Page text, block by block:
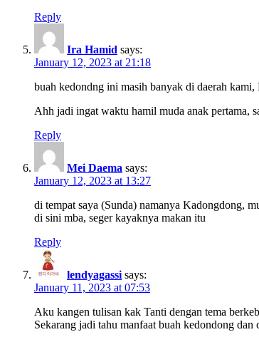
Reply
Ira Hamid says:
January 12, 2023 at 21:18
buah kedondng ini masih banyak di daerah
Ahh jadi ingat waktu hamil muda anak pertama,
Reply
Mei Daema says:
January 12, 2023 at 13:27
di tempat saya (Sunda) namanya Kadongdong,
di sini mba, seger kayaknya makan itu
Reply
lendyagassi says:
January 11, 2023 at 07:53
Aku kangen tulisan kak Tanti dengan tema
Sekarang jadi tahu manfaat buah kedondong